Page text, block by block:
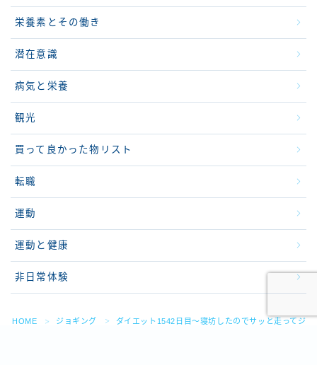
栄養素とその働き
潜在意識
病気と栄養
観光
買って良かった物リスト
転職
運動
運動と健康
非日常体験
HOME ＞ ジョギング ＞ ダイエット1542日目～寝坊したのでサッと走ってジ